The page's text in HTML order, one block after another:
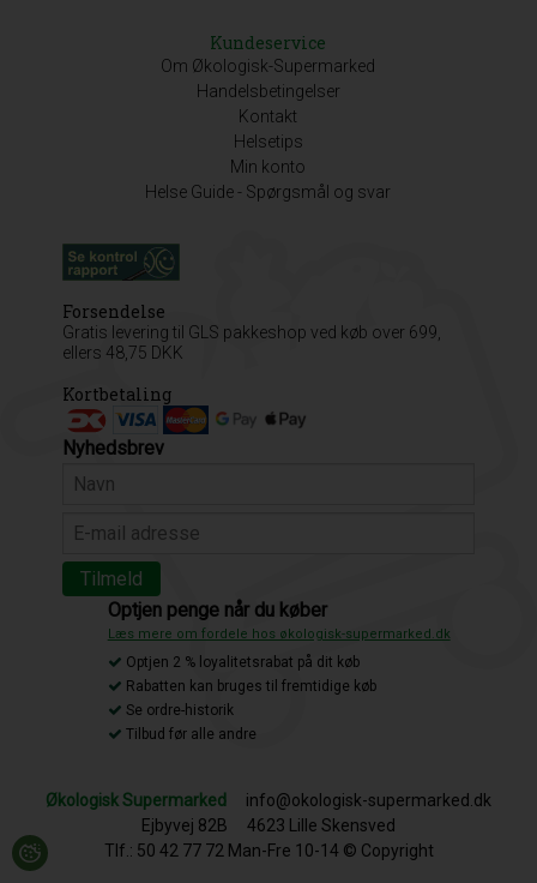
Kundeservice
Om Økologisk-Supermarked
Handelsbetingelser
Kontakt
Helsetips
Min konto
Helse Guide - Spørgsmål og svar
Forsendelse
Gratis levering til GLS pakkeshop ved køb over 699,
ellers 48,75 DKK
Kortbetaling
Nyhedsbrev
Optjen penge når du køber
Læs mere om fordele hos økologisk-supermarked.dk
Optjen 2 % loyalitetsrabat på dit køb
Rabatten kan bruges til fremtidige køb
Se ordre-historik
Tilbud før alle andre
Økologisk Supermarked
info@okologisk-supermarked.dk
Ejbyvej 82B
4623 Lille Skensved
Tlf.: 50 42 77 72 Man-Fre 10-14 © Copyright